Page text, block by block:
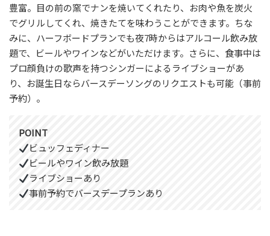
豊富。目の前の窯でナンを焼いてくれたり、お肉や魚を炭火
でグリルしてくれ、焼きたてを味わうことができます。ちな
みに、ハーフボードプランでも夜7時からはアルコール飲み放
題で、ビールやワインなどがいただけます。さらに、食事中は
プロ顔負けの歌声を持つシンガーによるライブショーがあ
り、お誕生日ならバースデーソングのリクエストも可能（事前
予約）。
POINT
ビュッフェディナー
ビールやワイン飲み放題
ライブショーあり
事前予約でバースデープランあり